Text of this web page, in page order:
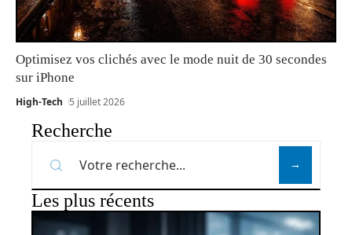
Optimisez vos clichés avec le mode nuit de 30 secondes
sur iPhone
High-Tech 5 juillet 2026
Recherche
Les plus récents